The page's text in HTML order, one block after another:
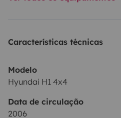
¿Qué incluye el alquiler?
Te la entregamos lista para
Ropa de cama, menaje,
consejos sobre rutas o
Características técnicas
Modelo
Hyundai H1 4x4
Data de circulação
2006